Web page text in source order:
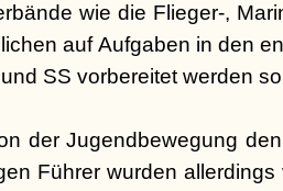
wie die Flieger-,
auf Aufgaben in den
SS vorbereitet werden
der Jugendbewegung
Führer wurden